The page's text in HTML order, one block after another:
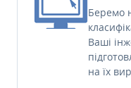
Беремо
Ваші
на їх